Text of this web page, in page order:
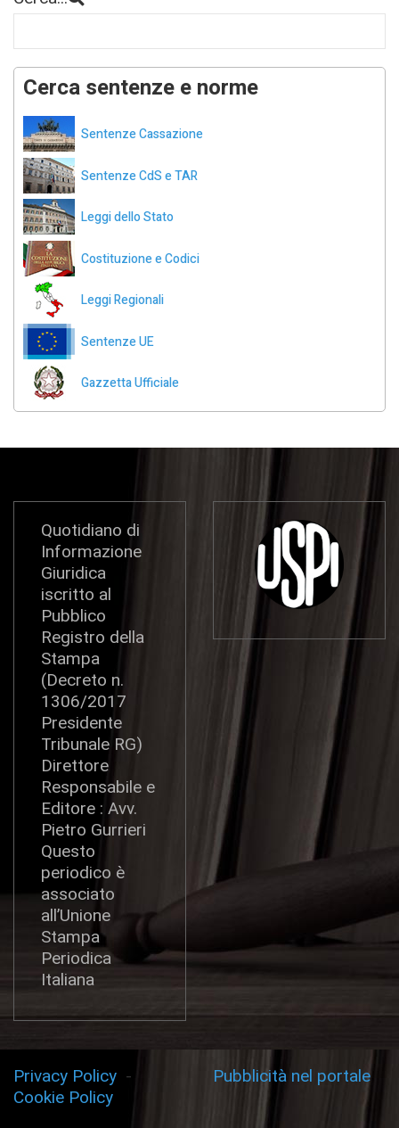
Cerca sentenze e norme
Sentenze Cassazione
Sentenze CdS e TAR
Leggi dello Stato
Costituzione e Codici
Leggi Regionali
Sentenze UE
Gazzetta Ufficiale
Quotidiano di
Informazione
Giuridica
iscritto al
Pubblico
Registro della
Stampa
(Decreto n.
1306/2017
Presidente
Tribunale RG)
Direttore
Responsabile e
Editore : Avv.
Pietro Gurrieri
Questo
periodico è
associato
all’Unione
Stampa
Periodica
Italiana
Privacy Policy -
Cookie Policy
Pubblicità nel portale